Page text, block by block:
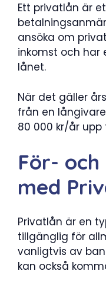
Ett privatlån är
ansöka om
inkomst och
lånet.
När det gäller
från en
80 000 kr/år upp
För-
med
Privatlån är en
tillgänglig för
vanligtvis av
kan också